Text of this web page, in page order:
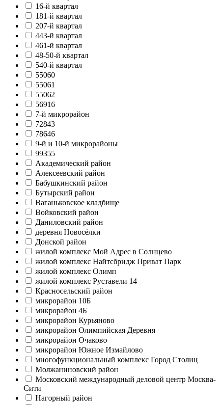
16-й квартал
181-й квартал
207-й квартал
443-й квартал
461-й квартал
48-50-й квартал
540-й квартал
55060
55061
55062
56916
7-й микрорайон
72843
78646
9-й и 10-й микрорайоны
99355
Академический район
Алексеевский район
Бабушкинский район
Бутырский район
Ваганьковское кладбище
Войковский район
Даниловский район
деревня Новосёлки
Донской район
жилой комплекс Мой Адрес в Солнцево
жилой комплекс Найтсбридж Приват Парк
жилой комплекс Олимп
жилой комплекс Руставели 14
Красносельский район
микрорайон 10Б
микрорайон 4Б
микрорайон Курьяново
микрорайон Олимпийская Деревня
микрорайон Очаково
микрорайон Южное Измайлово
многофункциональный комплекс Город Столиц
Молжаниновский район
Московский международный деловой центр Москва-
Сити
Нагорный район